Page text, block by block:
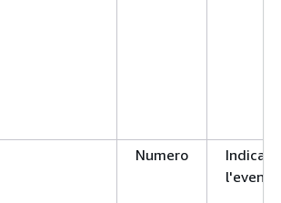
Numero
Indica